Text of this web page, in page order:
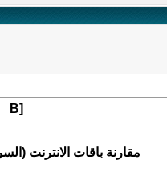
[B
مقارنة باقات الانترنت